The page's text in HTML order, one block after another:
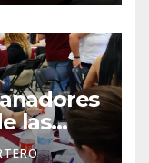
las